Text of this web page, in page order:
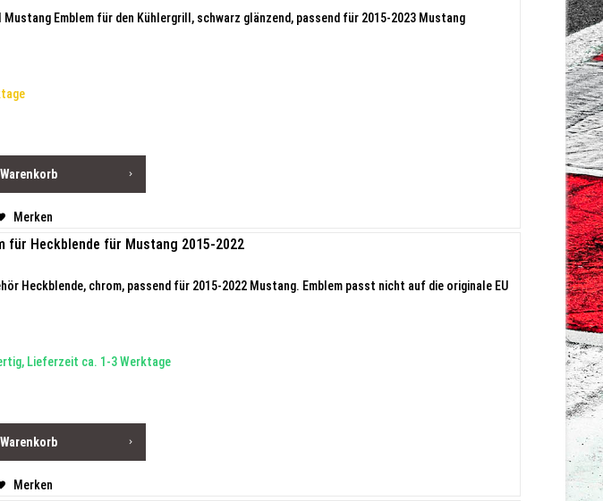
Mustang Emblem für den Kühlergrill, schwarz glänzend, passend für 2015-2023 Mustang
Warenkorb
Merken
für Heckblende für Mustang 2015-2022
Heckblende, chrom, passend für 2015-2022 Mustang. Emblem passt nicht auf die originale EU
Lieferzeit ca. 1-3 Werktage
Warenkorb
Merken